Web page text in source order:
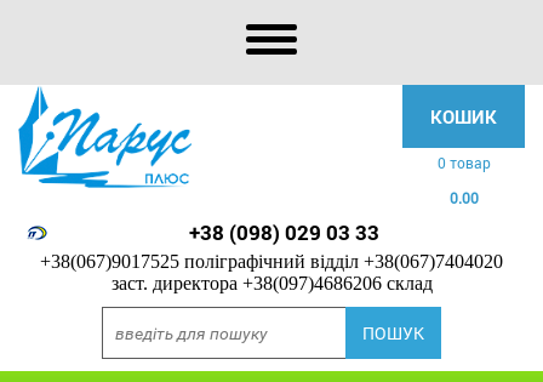
КОШИК
0 товар
0.00
+38 (098) 029 03 33
+38(067)9017525 поліграфічний відділ +38(067)7404020
заст. директора +38(097)4686206 склад